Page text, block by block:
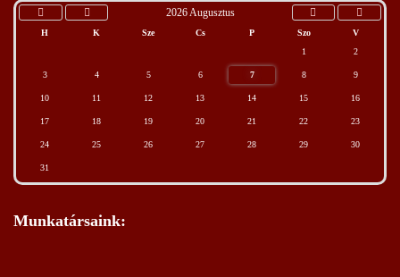
2026 Augusztus
H K Sze Cs P Szo
V
1
2
3 4 5 6 7 8 9
10 11 12 13 14 15 16
17 18 19 20 21 22 23
24 25 26 27 28 29 30
31
Munkatársaink: